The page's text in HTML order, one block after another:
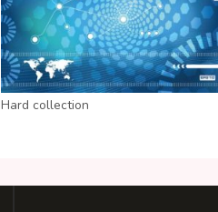
Hard collection